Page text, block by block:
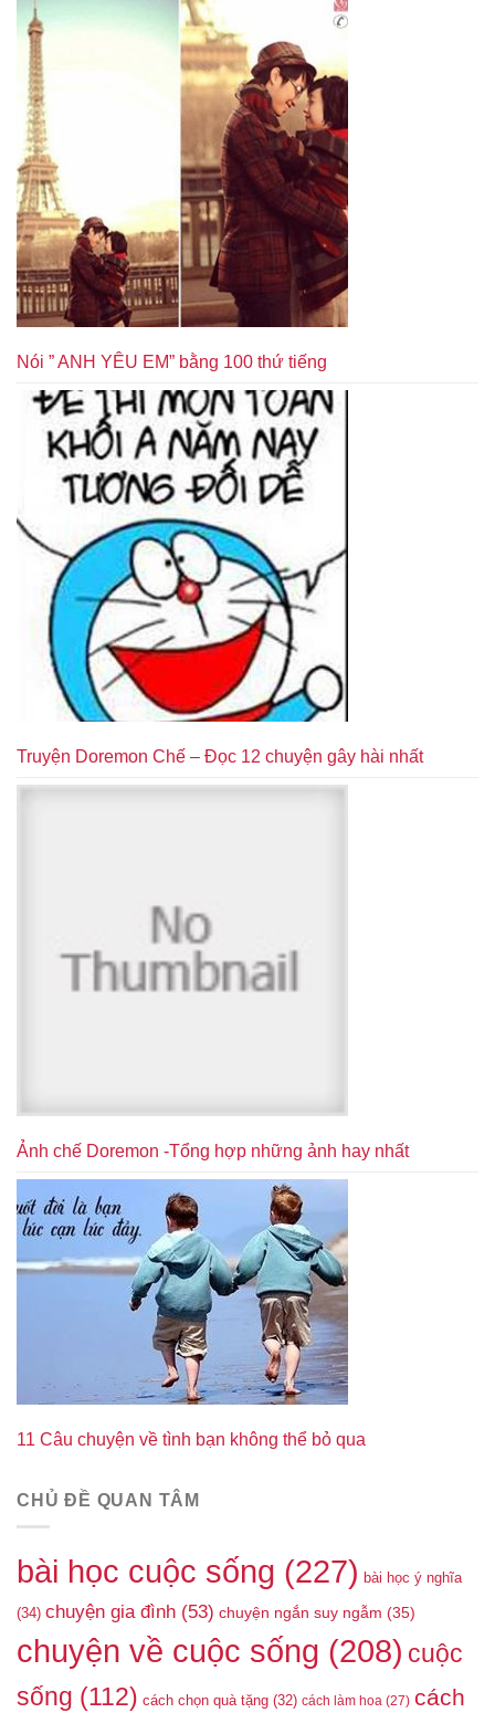
Nói ” ANH YÊU EM” bằng 100 thứ tiếng
Truyện Doremon Chế – Đọc 12 chuyện gây hài nhất
Ảnh chế Doremon -Tổng hợp những ảnh hay nhất
11 Câu chuyện về tình bạn không thể bỏ qua
CHỦ ĐỀ QUAN TÂM
bài học cuộc sống (227) bài học ý nghĩa
(34) chuyện gia đình (53) chuyện ngắn suy ngẫm (35)
chuyện về cuộc sống (208) cuộc
sống (112) cách chọn quà tặng (32) cách làm hoa (27) cách